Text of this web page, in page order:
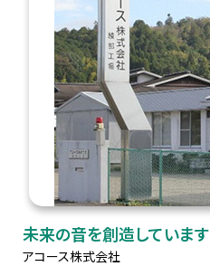
未来の音を創造しています
アコース株式会社